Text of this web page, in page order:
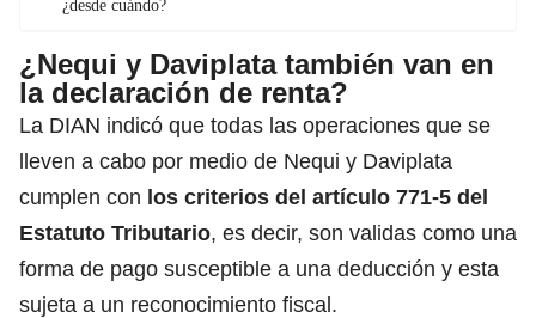
¿desde cuándo?
¿Nequi y Daviplata también van en
la declaración de renta?
La DIAN indicó que todas las operaciones que se
lleven a cabo por medio de Nequi y Daviplata
cumplen con los criterios del artículo 771-5 del
Estatuto Tributario, es decir, son validas como una
forma de pago susceptible a una deducción y esta
sujeta a un reconocimiento fiscal.